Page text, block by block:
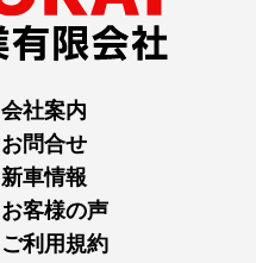
会社案内
お問合せ
新車情報
お客様の声
ご利用規約